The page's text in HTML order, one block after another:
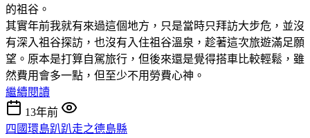
的祖谷。
其實年前我就有來過這個地方，只是當時只拜訪大步危，並沒
有深入祖谷探訪，也沒有入住祖谷溫泉，趁著這次旅遊滿足願
望。原本是打算自駕旅行，但後來還是覺得搭車比較輕鬆，雖
然費用會多一點，但至少不用勞費心神。
繼續閱讀
13年前
四國環島趴趴走之德島縣